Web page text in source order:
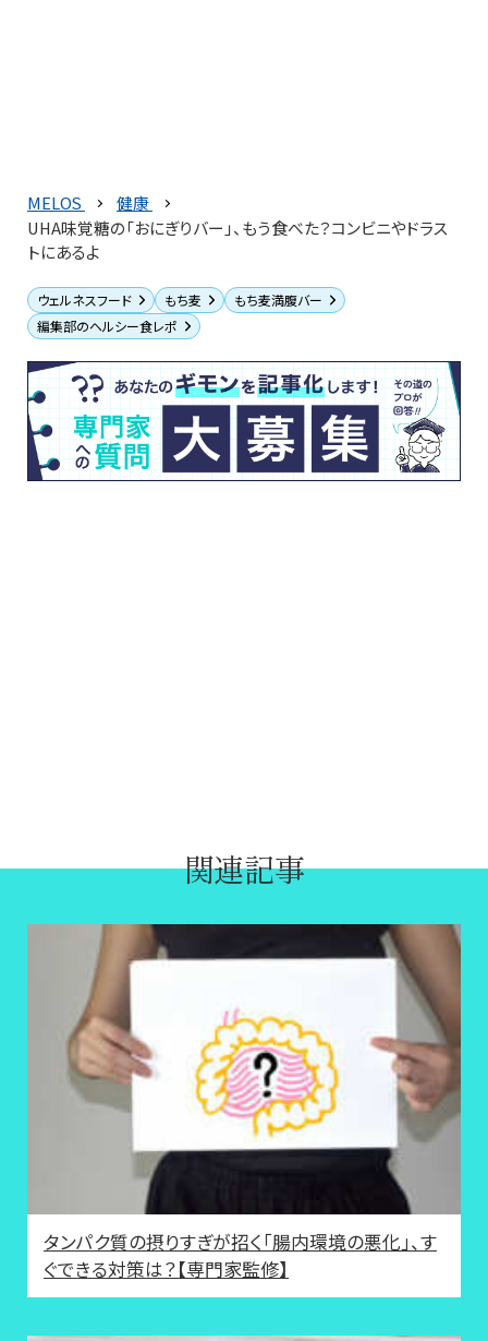
MELOS
健康
UHA味覚糖の「おにぎりバー」、もう食べた？コンビニやドラス
トにあるよ
ウェルネスフード もち麦
もち麦満腹バー
編集部のヘルシー食レポ
関連記事
タンパク質の摂りすぎが招く「腸内環境の悪化」、す
ぐできる対策は？【専門家監修】